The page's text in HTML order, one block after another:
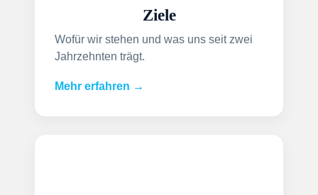
Ziele
Wofür wir stehen und was uns seit zwei
Jahrzehnten trägt.
Mehr erfahren →